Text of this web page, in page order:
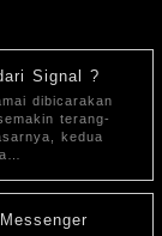
Signal ?
dibicarakan
terang-
kedua